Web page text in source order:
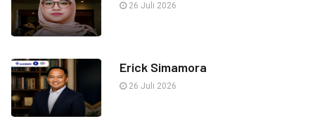
26 Juli 2026
Erick Simamora
26 Juli 2026